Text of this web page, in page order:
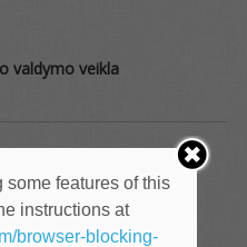
valdymo veikla
savivaldybė, LT47308
features of this
instructions at
browser-blocking-